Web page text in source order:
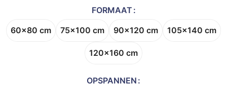
FORMAAT
60x80 cm 75x100 cm 90x120 cm 105x140 cm
120x160 cm
OPSPANNEN